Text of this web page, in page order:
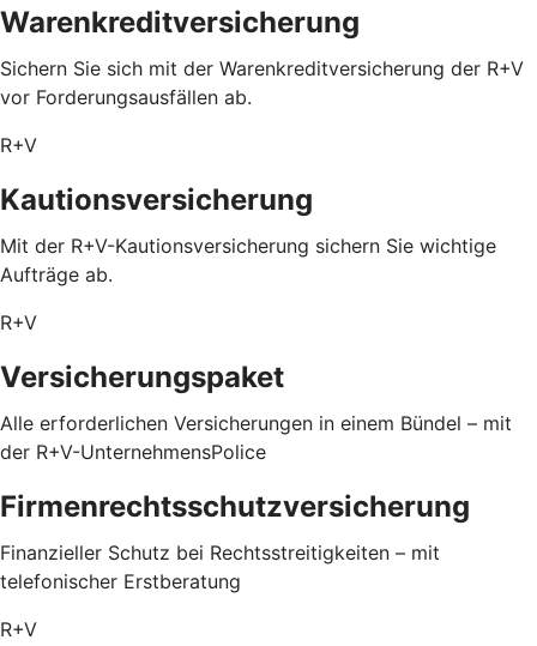
Warenkreditversicherung
Sichern Sie sich mit der Warenkreditversicherung der R+V
vor Forderungsausfällen ab.
R+V
Kautionsversicherung
Mit der R+V-Kautionsversicherung sichern Sie wichtige
Aufträge ab.
R+V
Versicherungspaket
Alle erforderlichen Versicherungen in einem Bündel – mit
der R+V-UnternehmensPolice
Firmenrechtsschutzversicherung
Finanzieller Schutz bei Rechtsstreitigkeiten – mit
telefonischer Erstberatung
R+V